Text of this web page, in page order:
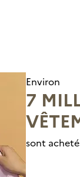
Environ
7
sont